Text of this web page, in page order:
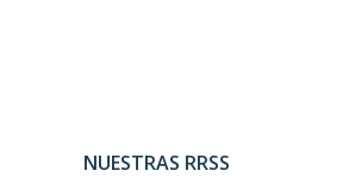
NUESTRAS RRSS